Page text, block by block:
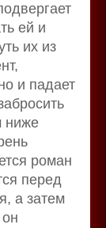
ей и
их из
и падает
ниже
роман
перед
а затем
он